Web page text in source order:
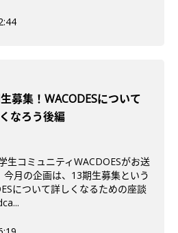
募集！WACODESについて
なろう後編
生コミュニティWACDOESがお送
今月の企画は、13期生募集という
について詳しくなるための座談